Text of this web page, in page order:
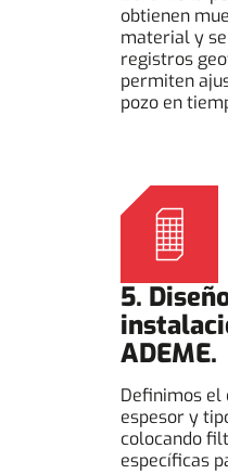
obtienen
material y
registros
permiten
pozo en
5.
ADEME.
Definimos el
espesor y
colocando
específicas